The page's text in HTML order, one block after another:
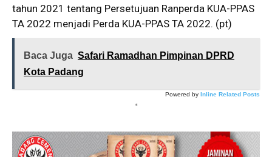
tahun 2021 tentang Persetujuan Ranperda KUA-PPAS
TA 2022 menjadi Perda KUA-PPAS TA 2022. (pt)
Baca Juga Safari Ramadhan Pimpinan DPRD
Kota Padang
Powered by Inline Related Posts
*